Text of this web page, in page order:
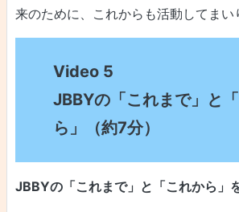
来のために、これからも活動してまい
Video 5
JBBYの「これまで」と
ら」（約7分）
JBBYの「これまで」と「これから」